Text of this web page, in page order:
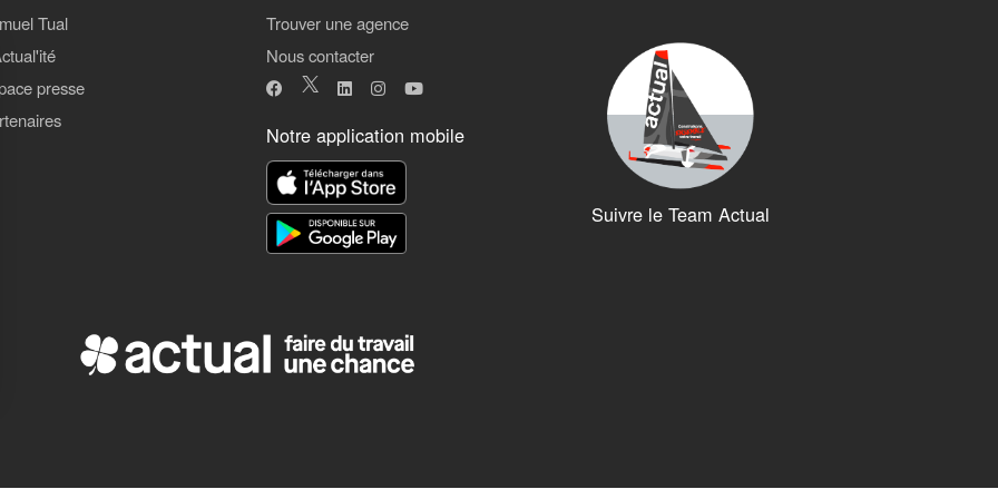
confidentialité, en garantissant la conformité avec les réglementations. Personnalisez vos préférences pour contrôler la manière dont
Tual
presse
Trouver une agence
Nous contacter
Notre application mobile
Suivre le Team Actual